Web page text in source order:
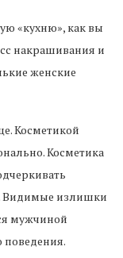
«кухню», как вы
накрашивания и
женские
Косметикой
Косметика
Видимые излишки
мужчиной
поведения.